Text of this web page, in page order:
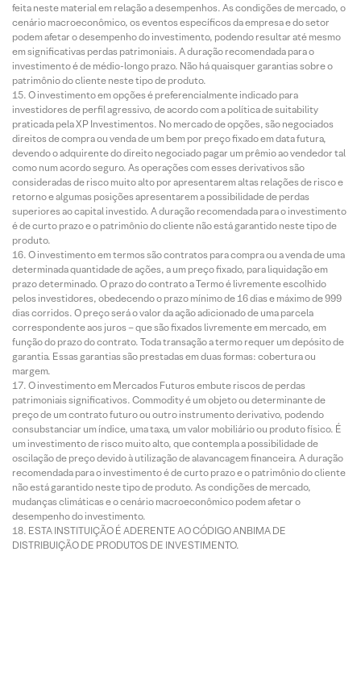
feita neste material em relação a desempenhos. As condições de mercado, o
cenário macroeconômico, os eventos específicos da empresa e do setor
podem afetar o desempenho do investimento, podendo resultar até mesmo
em significativas perdas patrimoniais. A duração recomendada para o
investimento é de médio-longo prazo. Não há quaisquer garantias sobre o
patrimônio do cliente neste tipo de produto.
O investimento em opções é preferencialmente indicado para
investidores de perfil agressivo, de acordo com a política de suitability
praticada pela XP Investimentos. No mercado de opções, são negociados
direitos de compra ou venda de um bem por preço fixado em data futura,
devendo o adquirente do direito negociado pagar um prêmio ao vendedor tal
como num acordo seguro. As operações com esses derivativos são
consideradas de risco muito alto por apresentarem altas relações de risco e
retorno e algumas posições apresentarem a possibilidade de perdas
superiores ao capital investido. A duração recomendada para o investimento
é de curto prazo e o patrimônio do cliente não está garantido neste tipo de
produto.
O investimento em termos são contratos para compra ou a venda de uma
determinada quantidade de ações, a um preço fixado, para liquidação em
prazo determinado. O prazo do contrato a Termo é livremente escolhido
pelos investidores, obedecendo o prazo mínimo de 16 dias e máximo de 999
dias corridos. O preço será o valor da ação adicionado de uma parcela
correspondente aos juros – que são fixados livremente em mercado, em
função do prazo do contrato. Toda transação a termo requer um depósito de
garantia. Essas garantias são prestadas em duas formas: cobertura ou
margem.
O investimento em Mercados Futuros embute riscos de perdas
patrimoniais significativos. Commodity é um objeto ou determinante de
preço de um contrato futuro ou outro instrumento derivativo, podendo
consubstanciar um índice, uma taxa, um valor mobiliário ou produto físico. É
um investimento de risco muito alto, que contempla a possibilidade de
oscilação de preço devido à utilização de alavancagem financeira. A duração
recomendada para o investimento é de curto prazo e o patrimônio do cliente
não está garantido neste tipo de produto. As condições de mercado,
mudanças climáticas e o cenário macroeconômico podem afetar o
desempenho do investimento.
ESTA INSTITUIÇÃO É ADERENTE AO CÓDIGO ANBIMA DE
DISTRIBUIÇÃO DE PRODUTOS DE INVESTIMENTO.